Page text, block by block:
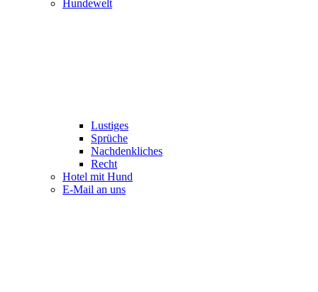
Hundewelt
Lustiges
Sprüche
Nachdenkliches
Recht
Hotel mit Hund
E-Mail an uns